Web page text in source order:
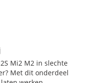
Mi2 M2 in slechte
Met dit onderdeel